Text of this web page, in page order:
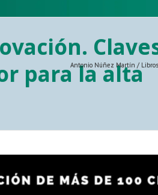
para la alta
Antonio Núñez Martín / Libros